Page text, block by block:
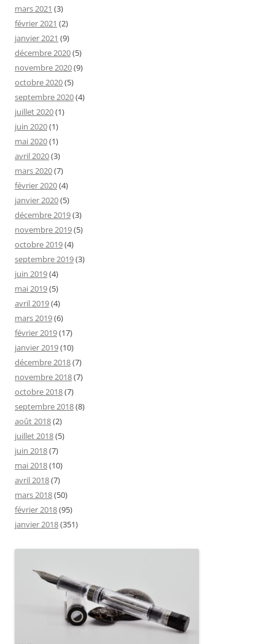
mars 2021 (3)
février 2021 (2)
janvier 2021 (9)
décembre 2020(5)
novembre 2020(9)
octobre 2020(5)
septembre 2020(4)
juillet 2020(1)
juin 2020(1)
mai 2020(1)
avril 2020(3)
mars 2020(7)
février 2020(4)
janvier 2020(5)
décembre 2019(3)
novembre 2019(5)
octobre 2019(4)
septembre 2019(3)
juin 2019(4)
mai 2019(5)
avril 2019(4)
mars 2019(6)
février 2019(17)
janvier 2019(10)
décembre 2018(7)
novembre 2018(7)
octobre 2018(7)
septembre 2018(8)
août 2018(2)
juillet 2018(5)
juin 2018(7)
mai 2018(10)
avril 2018(7)
mars 2018(50)
février 2018(95)
janvier 2018(351)